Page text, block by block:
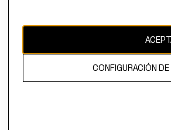
propiedad de H&M Hennes & Mauritz AB.
CONFIGURACIÓN